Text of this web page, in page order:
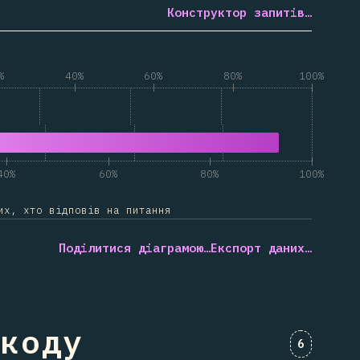
Конструктор запитів…
40% 60% 80% 100%
ключу "TanStack Router"
60% 80% 100%
хто відповів на питання
Поділитися діаграмою…Експорт даних…
6